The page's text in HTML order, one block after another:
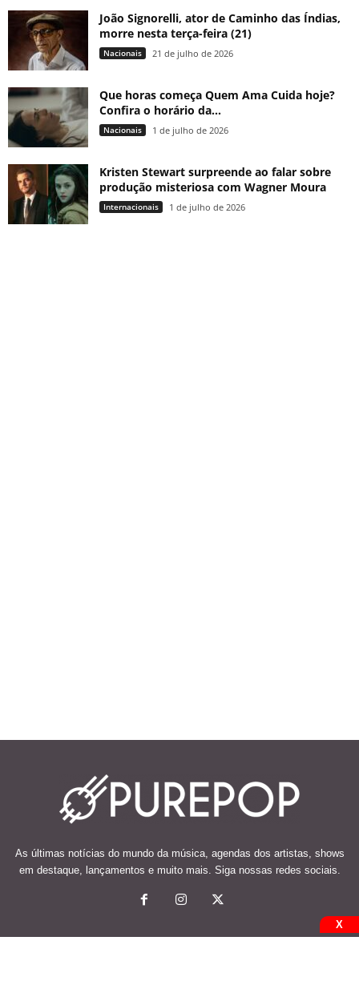
João Signorelli, ator de Caminho das Índias,
morre nesta terça-feira (21)
Nacionais 21 de julho de 2026
Que horas começa Quem Ama Cuida hoje?
Confira o horário da...
Nacionais 1 de julho de 2026
Kristen Stewart surpreende ao falar sobre
produção misteriosa com Wagner Moura
Internacionais 1 de julho de 2026
As últimas notícias do mundo da música, agendas dos artistas, shows
em destaque, lançamentos e muito mais. Siga nossas redes sociais.
X